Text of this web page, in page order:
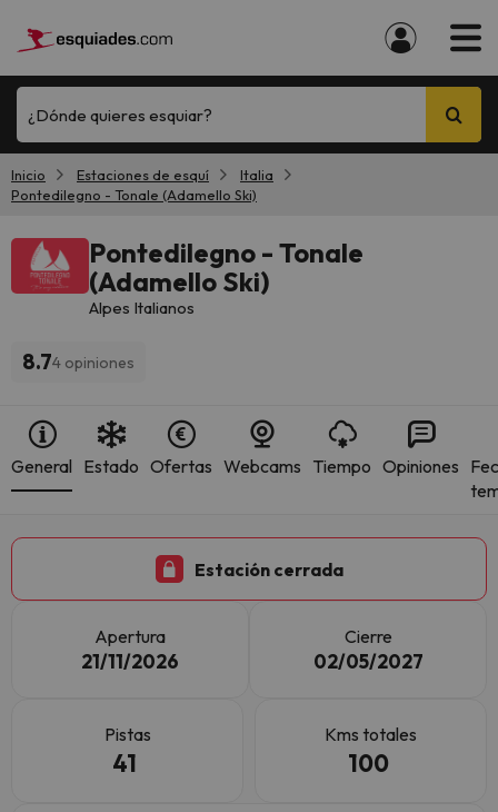
¿Dónde quieres esquiar?
Inicio Estaciones de esquí
Italia
Pontedilegno - Tonale (Adamello Ski)
Pontedilegno - Tonale
(Adamello Ski)
Alpes Italianos
8.74 opiniones
General Estado Ofertas Webcams Tiempo Opiniones
Estación cerrada
Apertura
21/11/2026
Cierre
02/05/2027
Pistas
41
Kms totales
100